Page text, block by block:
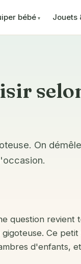
bébé Jouets
On démêle
question revient
Ce
d'enfants,